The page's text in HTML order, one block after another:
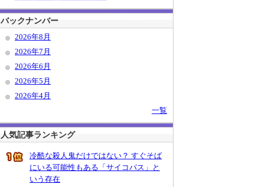
バックナンバー
2026年8月
2026年7月
2026年6月
2026年5月
2026年4月
一覧
人気記事ランキング
冷酷な殺人鬼だけではない？ すぐそば
にいる可能性もある「サイコパス」と
いう存在